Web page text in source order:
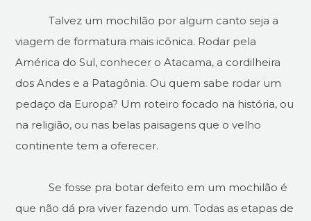
Talvez um mochilão por algum canto seja a
viagem de formatura mais icônica. Rodar pela
América do Sul, conhecer o Atacama, a cordilheira
dos Andes e a Patagônia. Ou quem sabe rodar um
pedaço da Europa? Um roteiro focado na história, ou
na religião, ou nas belas paisagens que o velho
continente tem a oferecer.
Se fosse pra botar defeito em um mochilão é
que não dá pra viver fazendo um. Todas as etapas de